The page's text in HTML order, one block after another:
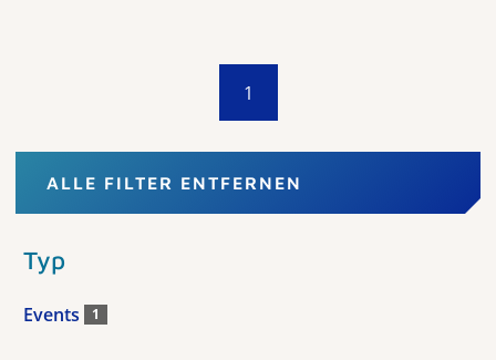
1
ALLE FILTER ENTFERNEN
Typ
Events 1